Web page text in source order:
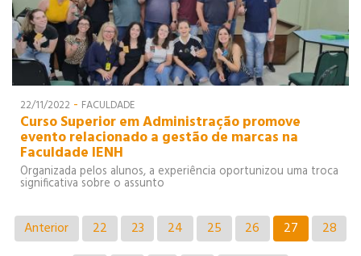
22/11/2022 - FACULDADE
Curso Superior em Administração promove
evento relacionado a gestão de marcas na
Faculdade IENH
Organizada pelos alunos, a experiência oportunizou uma troca
significativa sobre o assunto
Anterior 22 23 24 25 26 27
28